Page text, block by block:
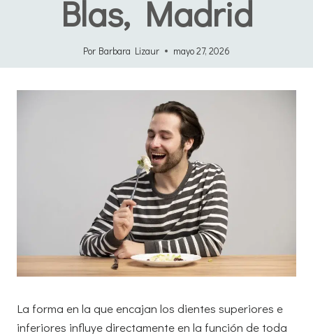
Blas, Madrid
Por Barbara Lizaur mayo 27, 2026
La forma en la que encajan los dientes superiores e
inferiores influye directamente en la función de toda